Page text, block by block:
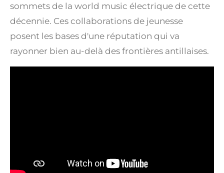
sommets de la world music électrique de cette
décennie. Ces collaborations de jeunesse
posent les bases d'une réputation qui va
rayonner bien au-delà des frontières antillaises.